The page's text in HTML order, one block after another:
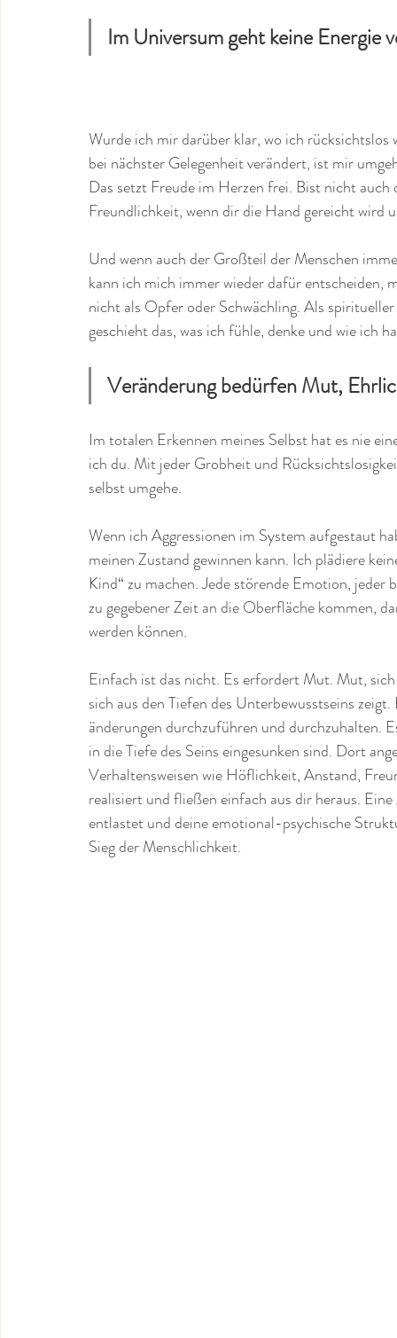
Im Universum geht keine Energie
Wurde ich mir darüber klar, wo ich
bei nächster Gelegenheit verändert, ist mir
Das setzt Freude im Herzen frei. Bist nicht
Freundlichkeit, wenn dir die Hand gereicht wird
Und wenn auch der Großteil der Menschen
kann ich mich immer wieder dafür entscheiden,
nicht als Opfer oder Schwächling. Als
geschieht das, was ich fühle, denke und wie ich
Veränderung bedürfen Mut,
Im totalen Erkennen meines Selbst hat es nie
ich du. Mit jeder Grobheit und
selbst umgehe.
Wenn ich Aggressionen im System aufgestaut
meinen Zustand gewinnen kann. Ich plädiere
Kind“ zu machen. Jede störende Emotion,
zu gegebener Zeit an die Oberfläche kommen,
werden können.
Einfach ist das nicht. Es erfordert Mut. Mut,
sich aus den Tiefen des Unterbewusstseins
änderungen durchzuführen und durchzuhalten.
in die Tiefe des Seins eingesunken sind. Dort
Verhaltensweisen wie Höflichkeit, Anstand,
realisiert und fließen einfach aus dir heraus.
entlastet und deine emotional-psychische
Sieg der Menschlichkeit.